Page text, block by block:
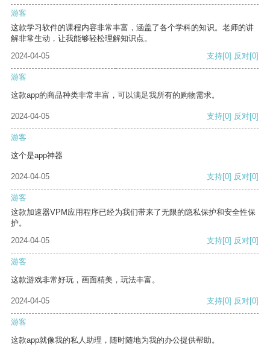
游客
这款学习软件的课程内容非常丰富，涵盖了各个学科的知识。老师的讲
解非常生动，让我能够轻松理解知识点。
2024-04-05
支持[0] 反对[0]
游客
这款app的商品种类非常丰富，可以满足我所有的购物需求。
2024-04-05 支持[0] 反对[0]
游客
这个是app神器
2024-04-05 支持[0] 反对[0]
游客
这款加速器VPM应用程序已经为我们带来了无限的隐私保护和安全性保
护。
2024-04-05
支持[0] 反对[0]
游客
这款游戏非常好玩，画面精美，玩法丰富。
2024-04-05 支持[0] 反对[0]
游客
这款app就像我的私人助理，随时随地为我的办公提供帮助。